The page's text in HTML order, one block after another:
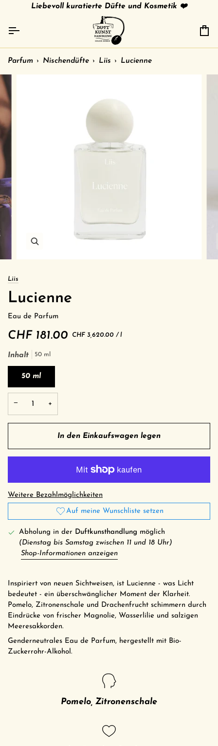
Inhalt
Liebevoll kuratierte Düfte und Kosmetik ❤️
gratis Versand in 🇩🇪 ab 79 € /shipment to other
Parfum › Nischendüfte › Liis › Lucienne
Liis
Lucienne
Eau de Parfum
CHF 181.00 Grundpreis
CHF 3,620.00 /pro
l
Inhalt 50 ml
50 ml
− +
In den Einkaufswagen legen
Weitere Bezahlmöglichkeiten
Auf meine Wunschliste setzen
Abholung in der Duftkunsthandlung möglich
(Dienstag bis Samstag zwischen 11 und 18 Uhr)
Shop-Informationen anzeigen
Inspiriert von neuen Sichtweisen, ist Lucienne - was Licht
bedeutet - ein überschwänglicher Moment der Klarheit.
Pomelo, Zitronenschale und Drachenfrucht schimmern durch
Eindrücke von frischer Magnolie, Wasserlilie und salzigen
Meeresakkorden.
Genderneutrales Eau de Parfum, hergestellt mit Bio-
Zuckerrohr-Alkohol.
Pomelo, Zitronenschale